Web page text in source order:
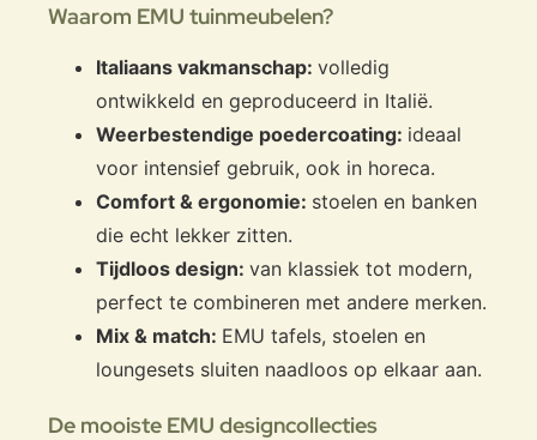
Waarom EMU tuinmeubelen?
Italiaans vakmanschap: volledig
ontwikkeld en geproduceerd in Italië.
Weerbestendige poedercoating: ideaal
voor intensief gebruik, ook in horeca.
Comfort & ergonomie: stoelen en banken
die echt lekker zitten.
Tijdloos design: van klassiek tot modern,
perfect te combineren met andere merken.
Mix & match: EMU tafels, stoelen en
loungesets sluiten naadloos op elkaar aan.
De mooiste EMU designcollecties